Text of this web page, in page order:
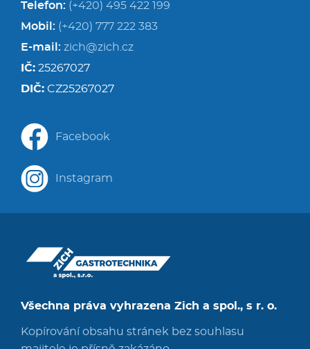
Všechna práva vyhrazena Zich a spol., s r. o.
Kopírování obsahu stránek bez souhlasu
Telefon: (+420) 495 422 199
Mobil: (+420) 777 222 383
E-mail: zich@zich.cz
IČ: 25267027
DIČ: CZ25267027
Facebook
Instagram